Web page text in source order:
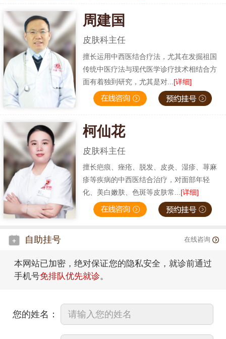
周建国
皮肤科主任
擅长运用中西医结合疗法，尤其在发掘祖国
传统中医疗法与现代医学诊疗技术相结合方
面有着独到研究，尤其是对... [详细]
柯仙花
皮肤科主任
擅长疤痕、痤疮、脱发、皮炎、湿疹、荨麻
疹等疾病的中西医结合治疗，对面部年轻
化、美白嫩肤、色斑等皮肤常...[详细]
自助挂号 在线咨询
本网站已加密，绝对保证您的隐私安全，就诊前通过
手机号免排队优先就诊。
您的姓名：